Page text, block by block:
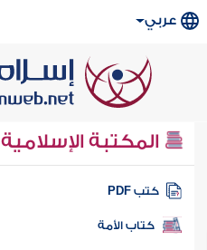
عربي
المكتبة الإسلامية
كتب PDF